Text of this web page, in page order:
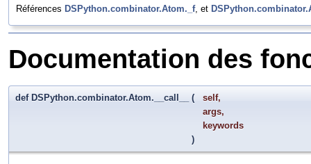
Références DSPython.combinator.Atom._f, et
Documentation des
def DSPython.combinator.Atom.__call__ ( self,
args,
keywords
)